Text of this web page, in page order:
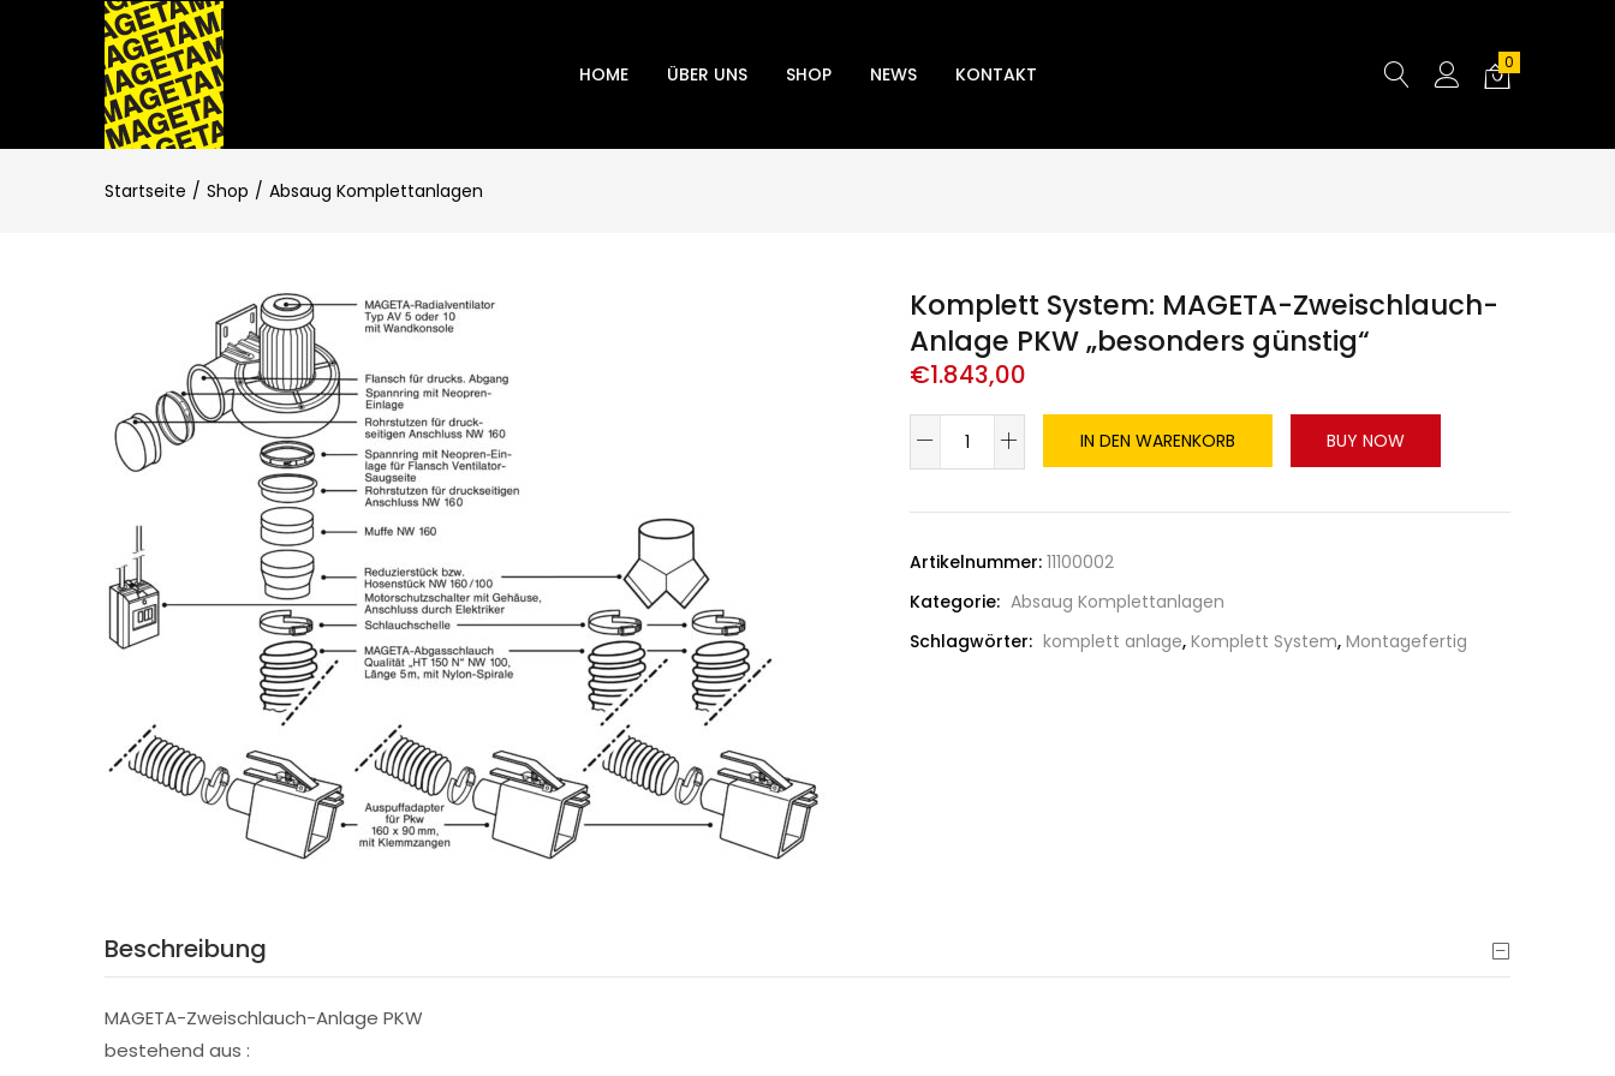
HOME ÜBER UNS SHOP NEWS KONTAKT 0
Startseite Shop Absaug Komplettanlagen
Komplett System: MAGETA-Zweischlauch-
Anlage PKW „besonders günstig“
€1.843,00
IN DEN WARENKORB BUY NOW
Artikelnummer: 11100002
Kategorie: Absaug Komplettanlagen
Schlagwörter: komplett anlage, Komplett System, Montagefertig
Beschreibung
MAGETA-Zweischlauch-Anlage PKW
bestehend aus :